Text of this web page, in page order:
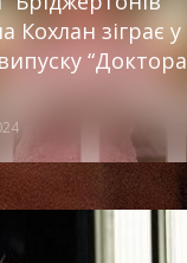
Кохлан зіграє у
“Доктора